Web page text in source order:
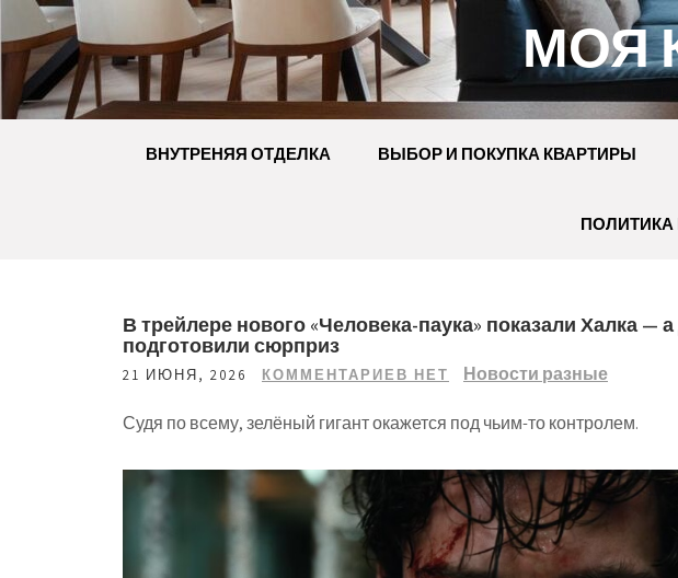
Перейти
к
содержимому
МОЯ
Сайт о
ВНУТРЕНЯЯ ОТДЕЛКА ВЫБОР И ПОКУПКА КВАРТИРЫ
В трейлере нового «Человека-паука» показали Халка —
подготовили сюрприз
21 ИЮНЯ, 2026 КОММЕНТАРИЕВ НЕТ Новости разные
Судя по всему, зелёный гигант окажется под чьим-то контролем.